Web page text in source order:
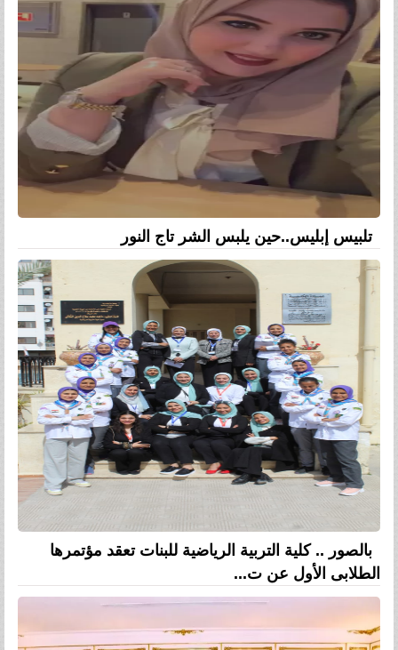
تلبيس إبليس..حين يلبس الشر تاج النور
بالصور .. كلية التربية الرياضية للبنات تعقد مؤتمرها
الطلابى الأول عن ت...